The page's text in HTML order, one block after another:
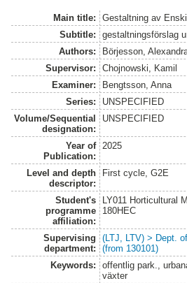
Main title:
Gestaltning av
Subtitle:
gestaltningsförslag
Authors:
Börjesson,
Supervisor:
Chojnowski, Kamil
Examiner:
Bengtsson, Anna
Series:
UNSPECIFIED
Volume/Sequential
designation:
UNSPECIFIED
Year of
Publication:
2025
Level and depth
descriptor:
First cycle, G2E
Student's
programme
affiliation:
LY011 Horticultural
180HEC
Supervising
department:
(LTJ, LTV) > Dept.
(from 130101)
Keywords:
offentlig park.,
växter